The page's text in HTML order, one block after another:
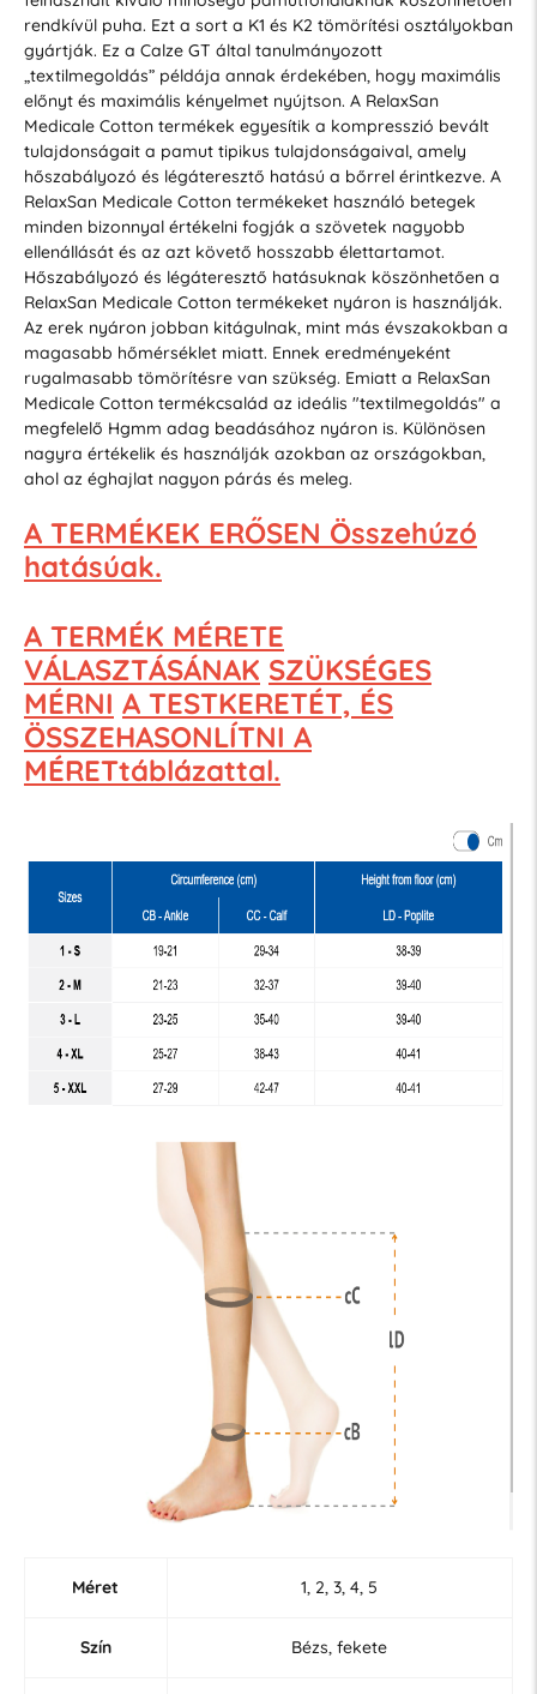
rendkívül puha. Ezt a sort a K1 és K2 tömörítési osztályokban
gyártják. Ez a Calze GT által tanulmányozott
„textilmegoldás” példája annak érdekében, hogy maximális
előnyt és maximális kényelmet nyújtson. A RelaxSan
Medicale Cotton termékek egyesítik a kompresszió bevált
tulajdonságait a pamut tipikus tulajdonságaival, amely
hőszabályozó és légáteresztő hatású a bőrrel érintkezve. A
RelaxSan Medicale Cotton termékeket használó betegek
minden bizonnyal értékelni fogják a szövetek nagyobb
ellenállását és az azt követő hosszabb élettartamot.
Hőszabályozó és légáteresztő hatásuknak köszönhetően a
RelaxSan Medicale Cotton termékeket nyáron is használják.
Az erek nyáron jobban kitágulnak, mint más évszakokban a
magasabb hőmérséklet miatt. Ennek eredményeként
rugalmasabb tömörítésre van szükség. Emiatt a RelaxSan
Medicale Cotton termékcsalád az ideális "textilmegoldás" a
megfelelő Hgmm adag beadásához nyáron is. Különösen
nagyra értékelik és használják azokban az országokban,
ahol az éghajlat nagyon párás és meleg.
A TERMÉKEK ERŐSEN Összehúzó
hatásúak.
A TERMÉK MÉRETE
VÁLASZTÁSÁNAK SZÜKSÉGES
MÉRNI A TESTKERETÉT, ÉS
ÖSSZEHASONLÍTNI A
MÉRETtáblázattal.
Méret 1, 2, 3, 4, 5
Szín Bézs, fekete